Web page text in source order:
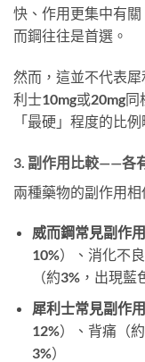
快、作用更集中有
而鋼往往是首選。
然而，這並不代表
利士10mg或20mg
「最硬」程度的比
3. 副作用比較——各
兩種藥物的副作用
威而鋼常見副作用
10%）、消化不
（約3%，出現藍
犀利士常見副作用
12%）、背痛（
3%）